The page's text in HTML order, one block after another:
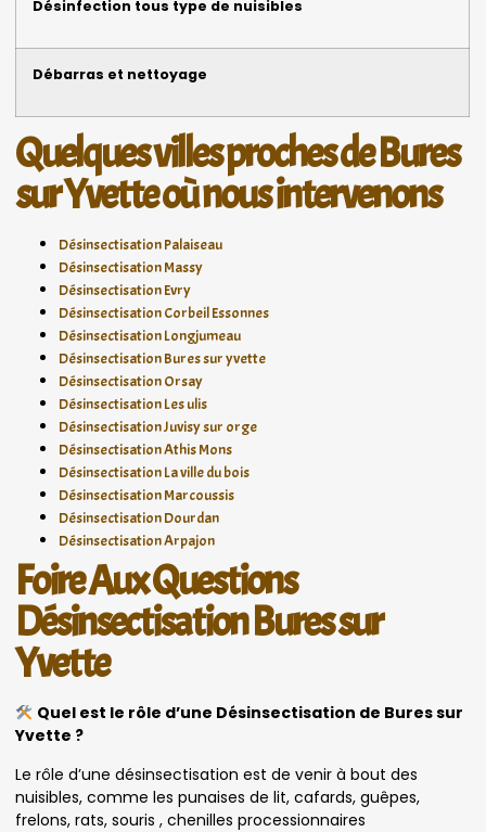
Désinfection tous type de nuisibles
Débarras et nettoyage
Quelques villes proches de Bures
sur Yvette où nous intervenons
Désinsectisation Palaiseau
Désinsectisation Massy
Désinsectisation Evry
Désinsectisation Corbeil Essonnes
Désinsectisation Longjumeau
Désinsectisation Bures sur yvette
Désinsectisation Orsay
Désinsectisation Les ulis
Désinsectisation Juvisy sur orge
Désinsectisation Athis Mons
Désinsectisation La ville du bois
Désinsectisation Marcoussis
Désinsectisation Dourdan
Désinsectisation Arpajon
Foire Aux Questions
Désinsectisation Bures sur
Yvette
Quel est le rôle d’une Désinsectisation de Bures sur
Yvette ?
Le rôle d’une désinsectisation est de venir à bout des
nuisibles, comme les punaises de lit, cafards, guêpes,
frelons, rats, souris , chenilles processionnaires